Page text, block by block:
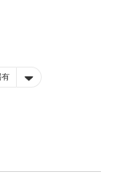
有